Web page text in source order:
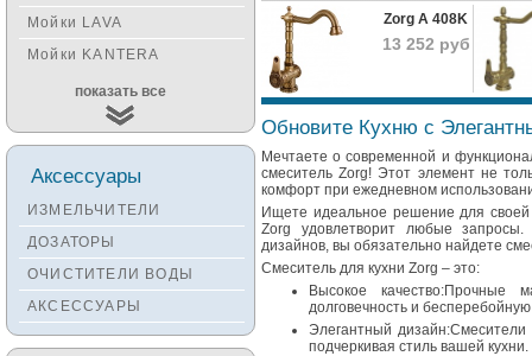
Zorg A 408K
13 252 руб
Обновите Кухню с
Мечтаете о современной и
смеситель Zorg! Этот элемент не
комфорт при ежедневном
Ищете идеальное решение для своей
Zorg удовлетворит любые запросы.
дизайнов, вы обязательно найдете
Смеситель для кухни Zorg – это:
Высокое качество:Прочные
долговечность и
Элегантный дизайн:Смесители
подчеркивая стиль вашей кухни.
Мойки LAVA
Мойки KANTERA
Мойки KUCHENSTERN
Мойки ALVEUS
Мойки TEKA
Мойки ZORG
Мойки SEAMAN
Мойки ZIGMUND&SHTAIN
Мойки OULIN
Мойки PAULMARK
показать все
Аксессуары
ИЗМЕЛЬЧИТЕЛИ
ДОЗАТОРЫ
ОЧИСТИТЕЛИ ВОДЫ
АКСЕССУАРЫ